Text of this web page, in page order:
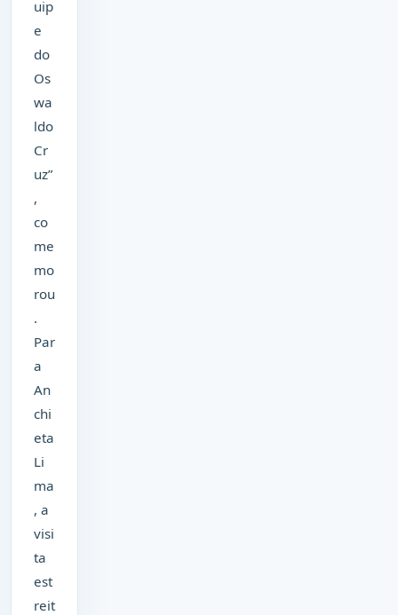
uip
e
do
Os
wa
ldo
Cr
uz”
,
co
me
mo
rou
.
Par
a
An
chi
eta
Li
ma
, a
visi
ta
est
reit